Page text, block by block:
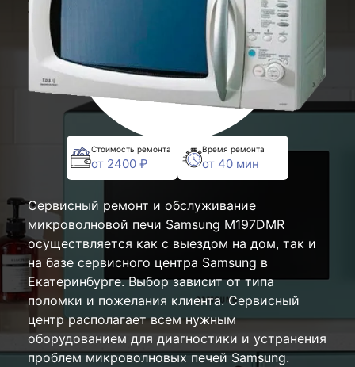
Стоимость ремонта
от 2400 ₽
Время ремонта
от 40 мин
Сервисный ремонт и обслуживание
микроволновой печи Samsung M197DMR
осуществляется как с выездом на дом, так и
на базе сервисного центра Samsung в
Екатеринбурге. Выбор зависит от типа
поломки и пожелания клиента. Сервисный
центр располагает всем нужным
оборудованием для диагностики и устранения
проблем микроволновых печей Samsung.